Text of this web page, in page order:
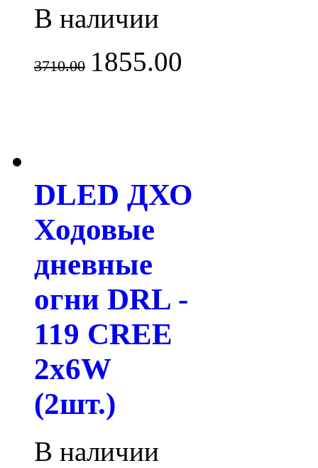
В наличии
3710.00 1855.00
DLED ДХО
Ходовые
дневные
огни DRL -
119 CREE
2x6W
(2шт.)
В наличии